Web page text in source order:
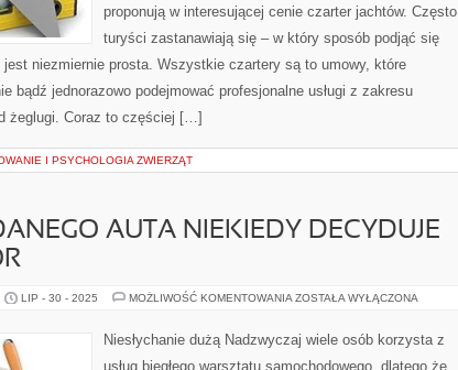
SZEŚCIU
OSOBOWE
O
POWIERZCHNI
proponują w interesującej cenie czarter jachtów. Często
turyści zastanawiają się – w który sposób podjąć się
jest niezmiernie prosta. Wszystkie czartery są to umowy, które
bądź jednorazowo podejmować profesjonalne usługi z zakresu
żeglugi. Coraz to częściej […]
I PSYCHOLOGIA ZWIERZĄT
AUTA NIEKIEDY DECYDUJE
LIP - 30 - 2025 MOŻLIWOŚĆ KOMENTOWANIA O
AUTA
NIEKIEDY
ZOSTAŁA WYŁĄCZONA
Niesłychanie dużą Nadzwyczaj wiele osób korzysta z
usług biegłego warsztatu samochodowego, dlatego że